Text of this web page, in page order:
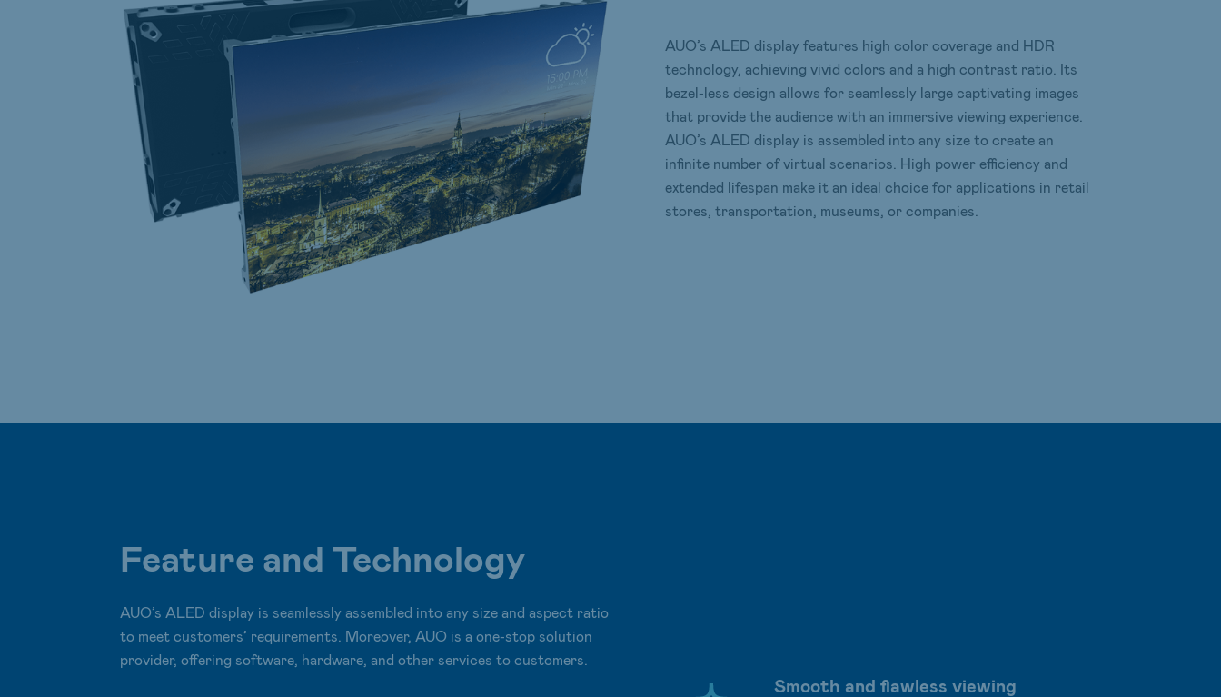
AUO’s ALED display features high color coverage and HDR
technology, achieving vivid colors and a high contrast ratio. Its
bezel-less design allows for seamlessly large captivating images
that provide the audience with an immersive viewing experience.
AUO’s ALED display is assembled into any size to create an
infinite number of virtual scenarios. High power efficiency and
extended lifespan make it an ideal choice for applications in retail
stores, transportation, museums, or companies.
Feature and Technology
AUO’s ALED display is seamlessly assembled into any size and aspect ratio
to meet customers’ requirements. Moreover, AUO is a one-stop solution
provider, offering software, hardware, and other services to customers.
Smooth and flawless viewing